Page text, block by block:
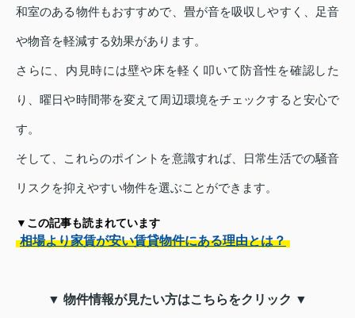
和室のある物件もおすすめで、畳が音を吸収しやすく、足音
や物音を軽減する効果があります。
さらに、内見時には壁や床を軽く叩いて防音性を確認した
り、曜日や時間帯を変えて周辺環境をチェックすると安心で
す。
そして、これらのポイントを意識すれば、日常生活での騒音
リスクを抑えやすい物件を選ぶことができます。
▼この記事も読まれています
相場より家賃が安い賃貸物件にある理由とは？
▼ 物件情報が見たい方はこちらをクリック ▼